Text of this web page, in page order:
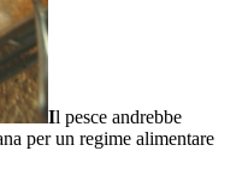
Il pesce andrebbe
per un regime alimentare